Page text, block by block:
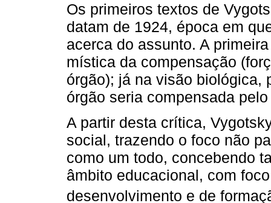
Os primeiros textos de
datam de 1924, época em
acerca do assunto. A
mística da compensação
órgão); já na visão biológica,
órgão seria compensada
A partir desta crítica,
social, trazendo o foco não
como um todo, concebendo
âmbito educacional, com
desenvolvimento e de